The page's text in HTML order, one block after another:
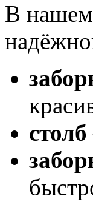
В нашем
столб